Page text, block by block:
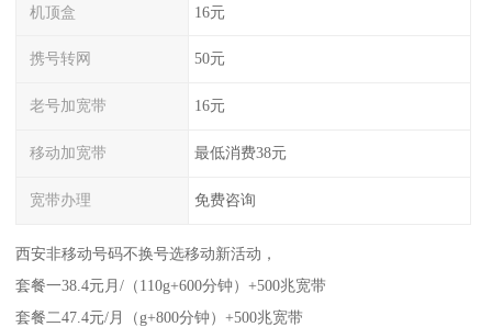
机顶盒 16元
携号转网 50元
老号加宽带 16元
移动加宽带 最低消费38元
宽带办理 免费咨询
西安非移动号码不换号选移动新活动，
套餐一38.4元月/（110g+600分钟）+500兆宽带
套餐二47.4元/月（g+800分钟）+500兆宽带